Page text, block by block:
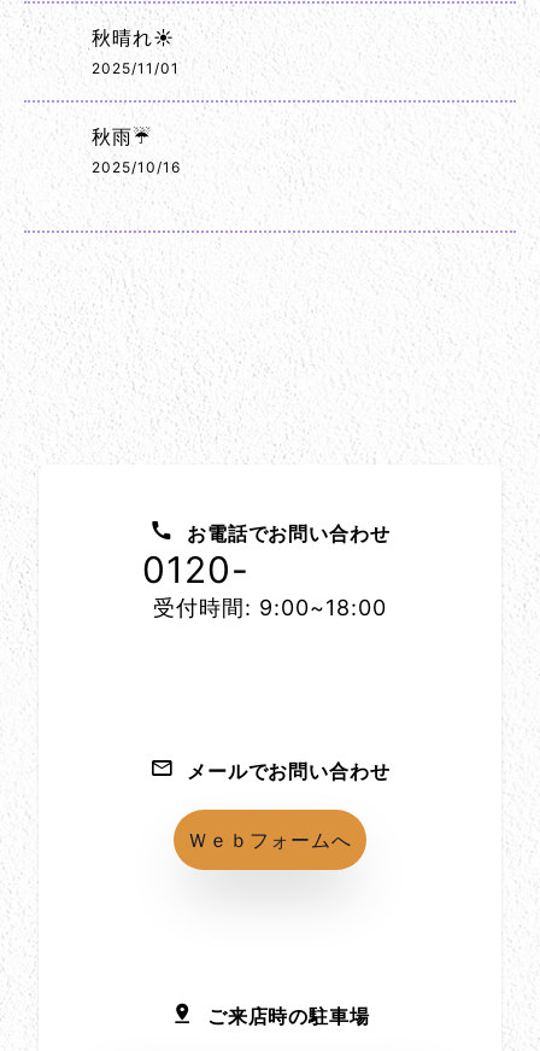
秋晴れ☀️
2025/11/01
秋雨☔
2025/10/16
お電話でお問い合わせ
0120-
受付時間: 9:00~18:00
メールでお問い合わせ
Ｗｅｂフォームへ
ご来店時の駐車場